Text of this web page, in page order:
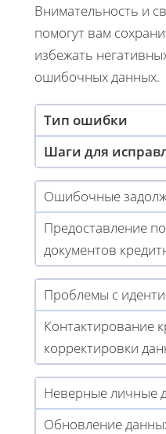
Внимательность и
помогут вам
избежать
ошибочных данных.
Тип ошибки
Шаги для
Ошибочные
Предоставление
документов
Проблемы с
Контактирование
корректировки
Неверные личные
Обновление